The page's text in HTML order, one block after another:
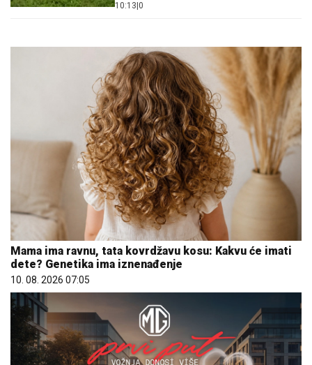
10:13 0
Mama ima ravnu, tata kovrdžavu kosu: Kakvu će imati
dete? Genetika ima iznenađenje
10. 08. 2026 07:05